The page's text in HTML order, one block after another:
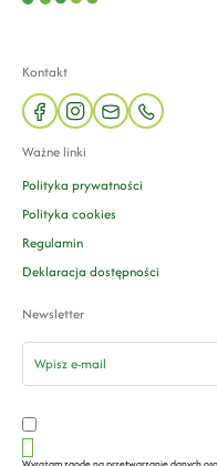
Kontakt
facebookinstagram
mail phone
Ważne linki
Polityka prywatności
Polityka cookies
Regulamin
Deklaracja dostępności
Newsletter
email